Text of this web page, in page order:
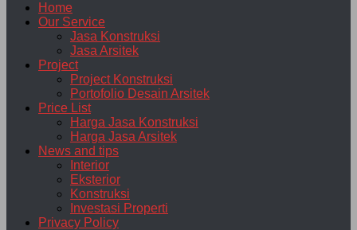
Home
Our Service
Jasa Konstruksi
Jasa Arsitek
Project
Project Konstruksi
Portofolio Desain Arsitek
Price List
Harga Jasa Konstruksi
Harga Jasa Arsitek
News and tips
Interior
Eksterior
Konstruksi
Investasi Properti
Privacy Policy